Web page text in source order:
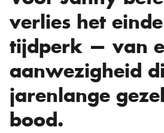
verlies het
tijdperk — van
aanwezigheid
jarenlange
bood.